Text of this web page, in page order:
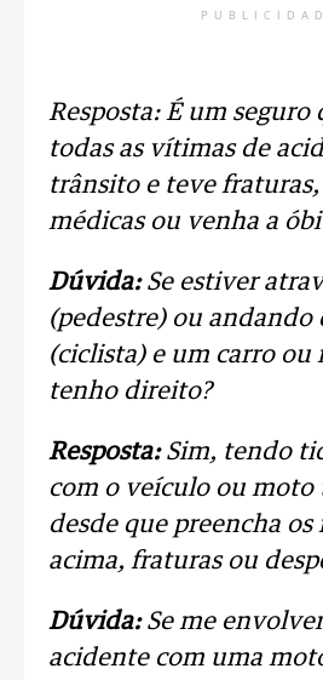
Resposta: É um seguro
todas as vítimas de
trânsito e teve fraturas,
médicas ou venha a
Dúvida: Se estiver
(pedestre) ou andando
(ciclista) e um carro ou
tenho direito?
Resposta:Sim, tendo
com o veículo ou
desde que preencha os
acima, fraturas ou
Dúvida: Se me
acidente com uma